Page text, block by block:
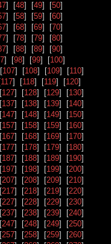
] [48] [49] [50]
] [58] [59] [60]
] [68] [69] [70]
] [78] [79] [80]
] [88] [89] [90]
] [98] [99] [100]
107] [108] [109] [110]
117] [118] [119] [120]
127] [128] [129] [130]
137] [138] [139] [140]
147] [148] [149] [150]
157] [158] [159] [160]
167] [168] [169] [170]
177] [178] [179] [180]
187] [188] [189] [190]
197] [198] [199] [200]
207] [208] [209] [210]
217] [218] [219] [220]
227] [228] [229] [230]
237] [238] [239] [240]
247] [248] [249] [250]
257] [258] [259] [260]